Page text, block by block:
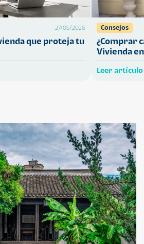
27/05/2026
que proteja tu
Consejos
¿Comprar
Vivienda
Leer